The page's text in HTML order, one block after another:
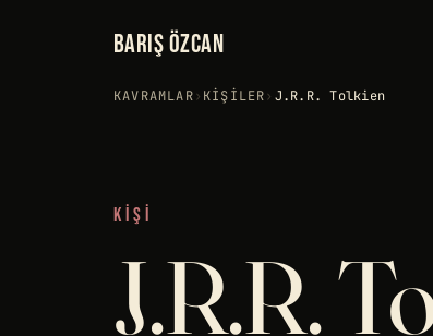
BARIŞ ÖZCAN
KAVRAMLAR› KIŞILER› J.R.R. Tolkien
KIŞI
J.R.R.